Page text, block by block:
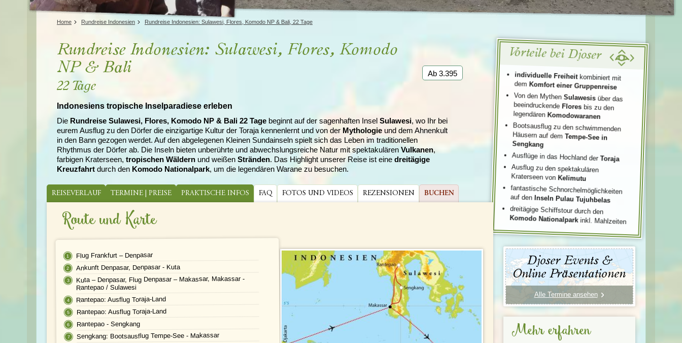
Home Rundreise Indonesien Rundreise Indonesien: Sulawesi, Flores, Komodo NP & Bali, 22 Tage
Rundreise Indonesien: Sulawesi, Flores, Komodo
NP & Bali
22 Tage
Indonesiens tropische Inselparadiese erleben
Ab 3.395
Die Rundreise Sulawesi, Flores, Komodo NP & Bali 22 Tage beginnt auf der sagenhaften Insel Sulawesi, wo Ihr bei
eurem Ausflug zu den Dörfer die einzigartige Kultur der Toraja kennenlernt und von der Mythologie und dem Ahnenkult
in den Bann gezogen werdet. Auf den abgelegenen Kleinen Sundainseln spielt sich das Leben im traditionellen
Rhythmus der Dörfer ab. Die Inseln bieten unberührte und abwechslungsreiche Natur mit spektakulären Vulkanen,
farbigen Kraterseen, tropischen Wäldern und weißen Stränden. Das Highlight unserer Reise ist eine dreitägige
Kreuzfahrt durch den Komodo Nationalpark, um die legendären Warane zu besuchen.
REISEVERLAUF TERMINE | PREISE REZENSIONEN
PRAKTISCHE INFOS FAQ FOTOS UND VIDEOS BUCHEN
Route und Karte
Flug Frankfurt – Denpasar
Ankunft Denpasar, Denpasar - Kuta
Kuta – Denpasar, Flug Denpasar – Makassar, Makassar -
Rantepao / Sulawesi
Rantepao: Ausflug Toraja-Land
Rantepao: Ausflug Toraja-Land
Rantepao - Sengkang
Sengkang: Bootsausflug Tempe-See - Makassar
Vorteile bei Djoser
individuelle Freiheitkombiniert mit
dem Komfort einer Gruppenreise
Von den MythenSulawesisüber das
beeindruckendeFloresbis zu den
legendären Komodowaranen
Bootsausflug zu den schwimmenden
Häusern auf demTempe-See in
Sengkang
Ausflüge in das Hochland derToraja
Ausflug zu den spektakulären
Kraterseen von Kelimutu
fantastische Schnorchelmöglichkeiten
auf denInseln Pulau Tujuhbelas
dreitägige Schiffstour durch den
Komodo Nationalparkinkl. Mahlzeiten
Djoser Events &
Online Präsentationen
Alle Termine ansehen
Mehr erfahren